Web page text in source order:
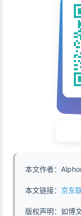
本文作者：
本文链接： 京东联盟自
版权声明：如博